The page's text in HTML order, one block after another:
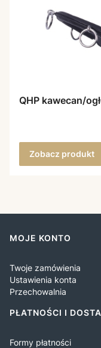
Zobacz produkt
Linki w stopce
MOJE KONTO
Twoje zamówienia
Ustawienia konta
Przechowalnia
PŁATNOŚCI I
Formy płatności